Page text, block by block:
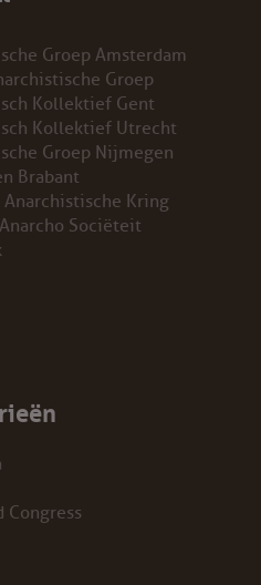
Groep Amsterdam
Groep
Kollektief Gent
Kollektief Utrecht
Groep Nijmegen
Brabant
Anarchistische Kring
Sociëteit
Congress